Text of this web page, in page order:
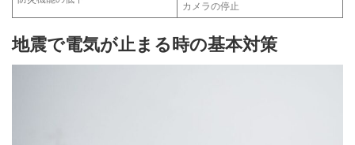
カメラの停止
地震で電気が止まる時の基本対策